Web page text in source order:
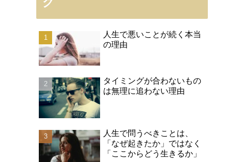
人生で悪いことが続く本当
の理由
タイミングが合わないもの
は無理に追わない理由
人生で問うべきことは、
「なぜ起きたか」ではなく
「ここからどう生きるか」